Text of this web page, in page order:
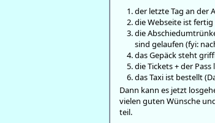
der letzte Tag an der
die Webseite ist fertig
die
sind gelaufen (fyi:
das Gepäck steht
die Tickets + der
das Taxi ist bestellt
Dann kann es jetzt
vielen guten Wünsche
teil.